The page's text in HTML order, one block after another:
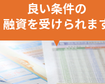
良い条件の
融資を受けられま